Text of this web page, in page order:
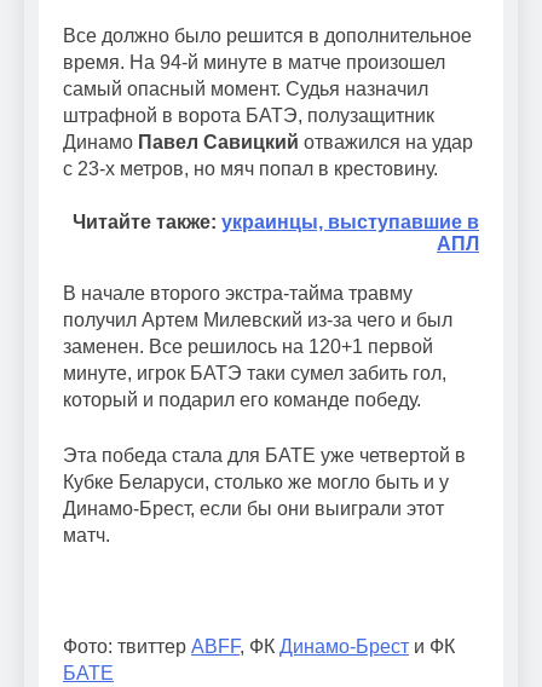
Все должно было решится в дополнительное
время. На 94-й минуте в матче произошел
самый опасный момент. Судья назначил
штрафной в ворота БАТЭ, полузащитник
Динамо Павел Савицкий отважился на удар
с 23-х метров, но мяч попал в крестовину.
Читайте также: украинцы, выступавшие в
АПЛ
В начале второго экстра-тайма травму
получил Артем Милевский из-за чего и был
заменен. Все решилось на 120+1 первой
минуте, игрок БАТЭ таки сумел забить гол,
который и подарил его команде победу.
Эта победа стала для БАТЕ уже четвертой в
Кубке Беларуси, столько же могло быть и у
Динамо-Брест, если бы они выиграли этот
матч.
Фото: твиттер ABFF, ФК Динамо-Брест и ФК
БАТЕ